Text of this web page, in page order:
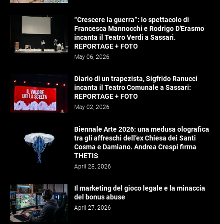
“Crescere la guerra”: lo spettacolo di
Francesca Mannocchi e Rodrigo D'Erasmo
incanta il Teatro Verdi a Sassari.
REPORTAGE + FOTO
May 06, 2026
Diario di un trapezista, Sigfrido Ranucci
incanta il Teatro Comunale a Sassari:
REPORTAGE + FOTO
May 02, 2026
Biennale Arte 2026: una medusa olografica
tra gli affreschi dell’ex Chiesa dei Santi
Cosma e Damiano. Andrea Crespi firma
THETIS
April 28, 2026
Il marketing del gioco legale e la minaccia
del bonus abuse
April 27, 2026